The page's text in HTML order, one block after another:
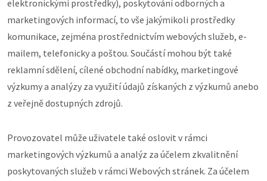
elektronickými prostředky), poskytování odborných a
marketingových informací, to vše jakýmikoli prostředky
komunikace, zejména prostřednictvím webových služeb, e-
mailem, telefonicky a poštou. Součástí mohou být také
reklamní sdělení, cílené obchodní nabídky, marketingové
výzkumy a analýzy za využití údajů získaných z výzkumů anebo
z veřejně dostupných zdrojů.
Provozovatel může uživatele také oslovit v rámci
marketingových výzkumů a analýz za účelem zkvalitnění
poskytovaných služeb v rámci Webových stránek. Za účelem